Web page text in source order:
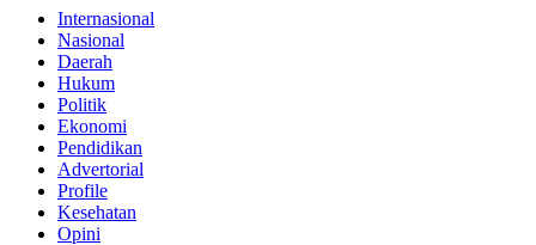
Internasional
Nasional
Daerah
Hukum
Politik
Ekonomi
Pendidikan
Advertorial
Profile
Kesehatan
Opini